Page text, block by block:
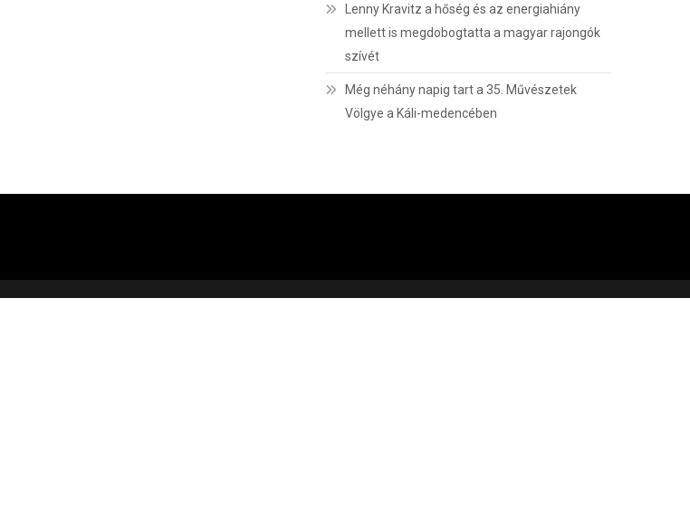
Lenny Kravitz a hőség és az energiahiány
mellett is megdobogtatta a magyar rajongók
szívét
Még néhány napig tart a 35. Művészetek
Völgye a Káli-medencében